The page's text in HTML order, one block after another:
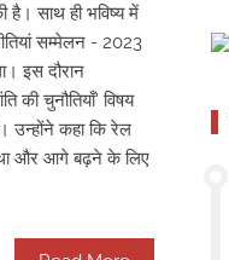
साथ ही भविष्य में
सम्मेलन - 2023
इस दौरान
की चुनौतियाँ' विषय
उन्होंने कहा कि रेल
था और आगे बढ़ने के लिए